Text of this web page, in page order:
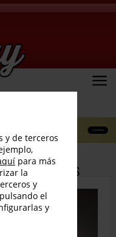
Series
y de terceros
para más
la
y
el
y